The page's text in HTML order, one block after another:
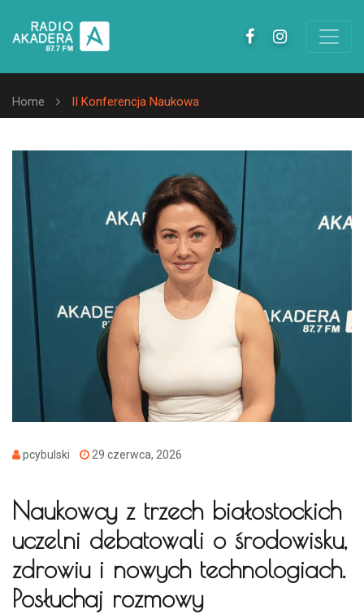
Home II Konferencja Naukowa
pcybulski 29 czerwca, 2026
Naukowcy z trzech białostockich
uczelni debatowali o środowisku,
zdrowiu i nowych technologiach.
Posłuchaj rozmowy